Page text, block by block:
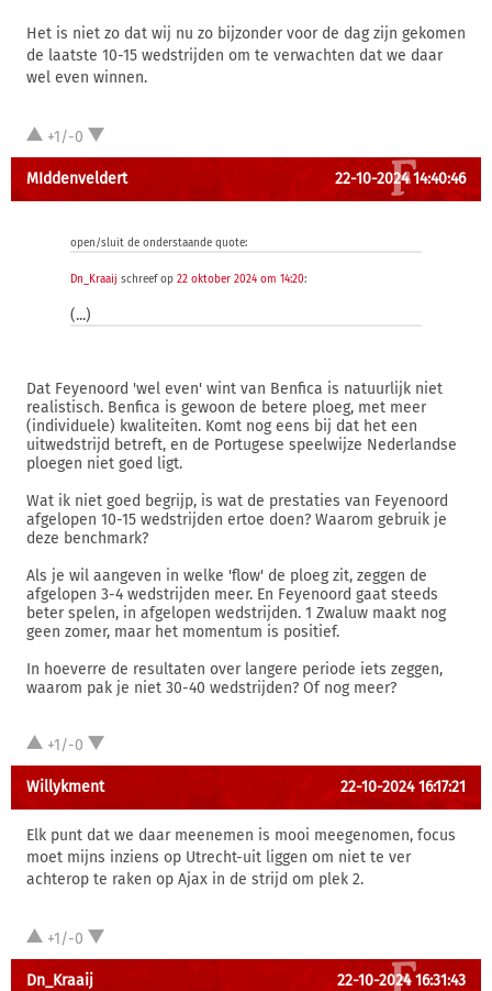
Het is niet zo dat wij nu zo bijzonder voor de dag zijn gekomen
de laatste 10-15 wedstrijden om te verwachten dat we daar
wel even winnen.
+1/-0
MIddenveldert 22-10-2024 14:40:46
open/sluit de onderstaande quote:
Dn_Kraaij schreef op 22 oktober 2024 om 14:20:
(...)
Dat Feyenoord 'wel even' wint van Benfica is natuurlijk niet
realistisch. Benfica is gewoon de betere ploeg, met meer
(individuele) kwaliteiten. Komt nog eens bij dat het een
uitwedstrijd betreft, en de Portugese speelwijze Nederlandse
ploegen niet goed ligt.
Wat ik niet goed begrijp, is wat de prestaties van Feyenoord
afgelopen 10-15 wedstrijden ertoe doen? Waarom gebruik je
deze benchmark?
Als je wil aangeven in welke 'flow' de ploeg zit, zeggen de
afgelopen 3-4 wedstrijden meer. En Feyenoord gaat steeds
beter spelen, in afgelopen wedstrijden. 1 Zwaluw maakt nog
geen zomer, maar het momentum is positief.
In hoeverre de resultaten over langere periode iets zeggen,
waarom pak je niet 30-40 wedstrijden? Of nog meer?
+1/-0
Willykment 22-10-2024 16:17:21
Elk punt dat we daar meenemen is mooi meegenomen, focus
moet mijns inziens op Utrecht-uit liggen om niet te ver
achterop te raken op Ajax in de strijd om plek 2.
+1/-0
Dn_Kraaij 22-10-2024 16:31:43